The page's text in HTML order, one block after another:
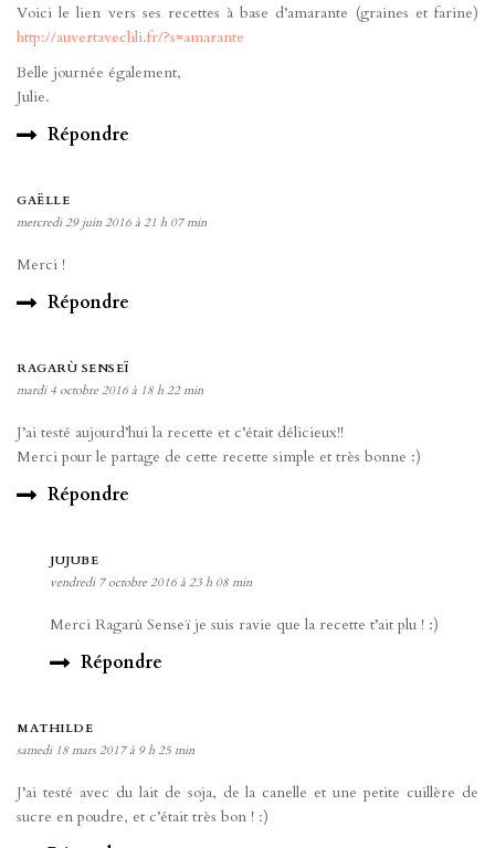
Voici le lien vers ses recettes à base d’amarante (graines et farine)
http://auvertaveclili.fr/?s=amarante
Belle journée également,
Julie.
Répondre
GAËLLE
mercredi 29 juin 2016 à 21 h 07 min
Merci !
Répondre
RAGARÙ SENSEÏ
mardi 4 octobre 2016 à 18 h 22 min
J’ai testé aujourd’hui la recette et c’était délicieux!!
Merci pour le partage de cette recette simple et très bonne :)
Répondre
JUJUBE
vendredi 7 octobre 2016 à 23 h 08 min
Merci Ragarù Senseï je suis ravie que la recette t’ait plu ! :)
Répondre
MATHILDE
samedi 18 mars 2017 à 9 h 25 min
J’ai testé avec du lait de soja, de la canelle et une petite cuillère de
sucre en poudre, et c’était très bon ! :)